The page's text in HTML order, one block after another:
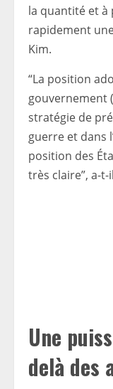
la quantité et
rapidement
Kim.
“La position
gouvernement
stratégie de
guerre et dans
position des
très claire”, a-t-
Une
delà des